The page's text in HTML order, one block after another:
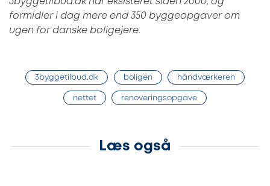
formidler i dag mere end 350 byggeopgaver om
ugen for danske boligejere.
3byggetilbud.dk boligen håndværkeren
nettet renoveringsopgave
Læs også